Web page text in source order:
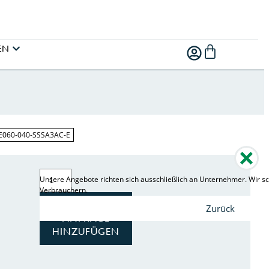
040-SSSA3AC-E
ANFRAGE
HINZUFÜGEN
Unsere Angebote richten sich ausschließlich an Unternehmer. Wir
Verbrauchern.
Zurück